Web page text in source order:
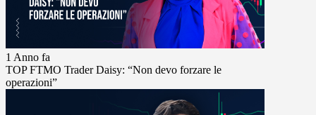
1 Anno fa
TOP FTMO Trader Daisy: “Non devo forzare le
operazioni”